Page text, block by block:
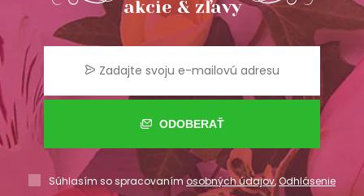
akcie & zľavy
ODOBERAŤ
Súhlasím so spracovaním osobných údajov,Odhlásenie